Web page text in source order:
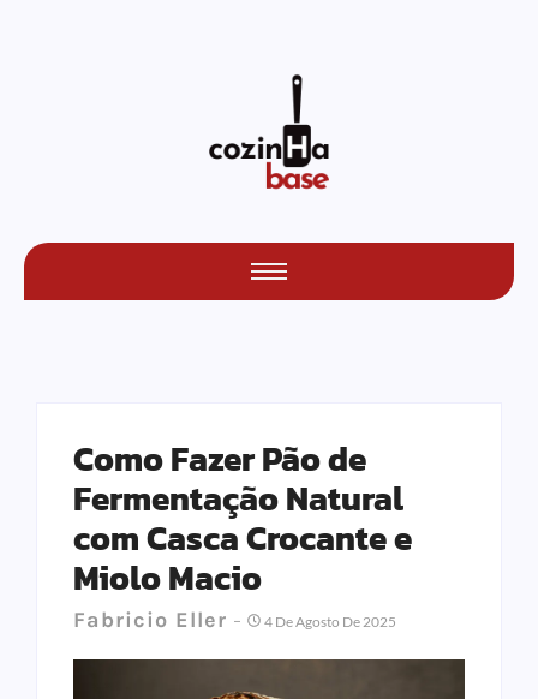
Como Fazer Pão de
Fermentação Natural
com Casca Crocante e
Miolo Macio
Fabricio Eller 4 De Agosto De 2025